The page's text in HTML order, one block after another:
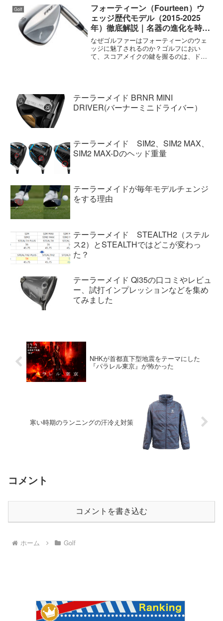
我々がこれから旅するのは、2015年から
2025年という、...
Golf
フォーティーン（Fourteen）ウ
ェッジ歴代モデル（2015-2025
年）徹底解説｜名器の進化を時系
列で辿る
なぜゴルファーはフォーティーンのウェ
ッジに魅了されるのか？ゴルフにおい
て、スコアメイクの鍵を握るのは、ドラ
テーラーメイド BRNR MINI
DRIVER(バーナーミニドライバー）
テーラーメイド SIM2、SIM2 MAX、
SIM2 MAX-Dのヘッド重量
テーラーメイドが毎年モデルチェンジ
をする理由
テーラーメイド STEALTH2（ステル
ス2）とSTEALTHではどこが変わっ
た？
テーラーメイド Qi35の口コミやレビュ
ー、試打インプレッションなどを集め
てみました
NHKが首都直下型地震をテーマにした
『パラレル東京』が怖かった
寒い時期のランニングの汗冷え対策
コメント
コメントを書き込む
ホーム Golf